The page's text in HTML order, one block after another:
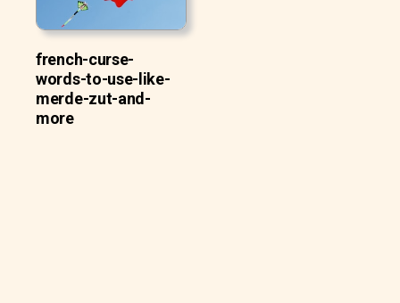
french-curse-
words-to-use-like-
merde-zut-and-
more